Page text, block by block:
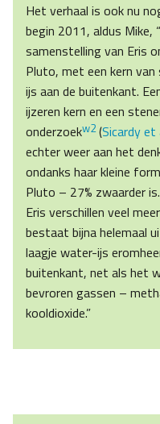
Het verhaal is ook nu
begin 2011, aldus Mike,
samenstelling van Eris
Pluto, met een kern
ijs aan de buitenkant.
ijzeren kern en een
onderzoekw2(Sicardy et
echter weer aan het
ondanks haar kleine
Pluto – 27% zwaarder
Eris verschillen veel
bestaat bijna helemaal
laagje water-ijs
buitenkant, net als het
bevroren gassen –
kooldioxide.”